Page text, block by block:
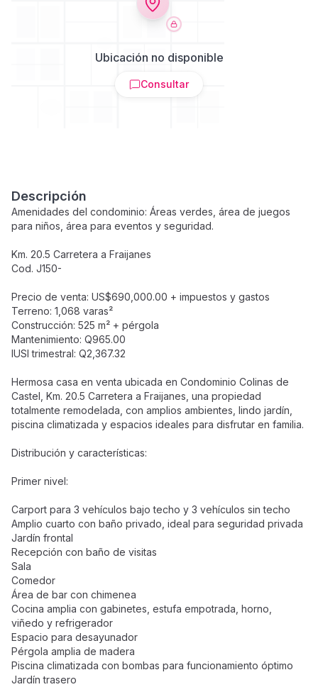
Ubicación no disponible
Consultar
Descripción
Amenidades del condominio: Áreas verdes, área de juegos
para niños, área para eventos y seguridad.
Km. 20.5 Carretera a Fraijanes
Cod. J150-
Precio de venta: US$690,000.00 + impuestos y gastos
Terreno: 1,068 varas²
Construcción: 525 m² + pérgola
Mantenimiento: Q965.00
IUSI trimestral: Q2,367.32
Hermosa casa en venta ubicada en Condominio Colinas de
Castel, Km. 20.5 Carretera a Fraijanes, una propiedad
totalmente remodelada, con amplios ambientes, lindo jardín,
piscina climatizada y espacios ideales para disfrutar en familia.
Distribución y características:
Primer nivel:
Carport para 3 vehículos bajo techo y 3 vehículos sin techo
Amplio cuarto con baño privado, ideal para seguridad privada
Jardín frontal
Recepción con baño de visitas
Sala
Comedor
Área de bar con chimenea
Cocina amplia con gabinetes, estufa empotrada, horno,
viñedo y refrigerador
Espacio para desayunador
Pérgola amplia de madera
Piscina climatizada con bombas para funcionamiento óptimo
Jardín trasero